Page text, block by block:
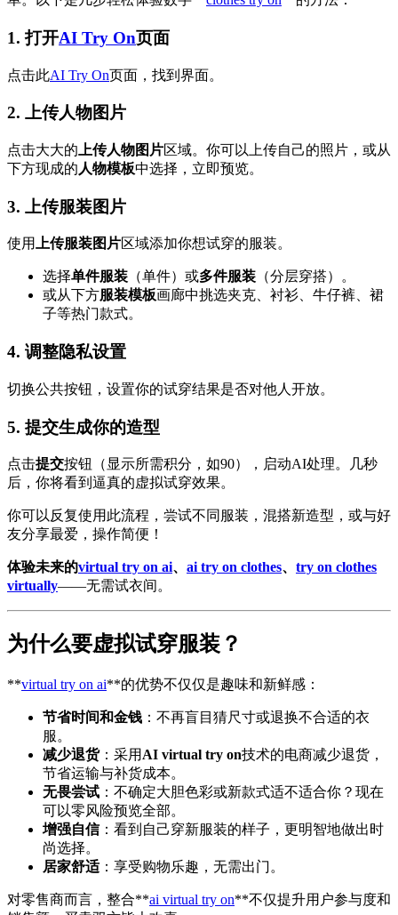
1.打开AI Try On页面
点击此AI Try On页面，找到界面。
2. 上传人物图片
点击大大的 上传人物图片区域。你可以上传自己的照片，或从
下方现成的 人物模板中选择，立即预览。
3. 上传服装图片
使用上传服装图片区域添加你想试穿的服装。
选择单件服装 （单件）或多件服装 （分层穿搭）。
或从下方服装模板画廊中挑选夹克、衬衫、牛仔裤、裙
子等热门款式。
4. 调整隐私设置
切换公共按钮，设置你的试穿结果是否对他人开放。
5. 提交生成你的造型
点击提交按钮（显示所需积分，如90），启动AI处理。几秒
后，你将看到逼真的虚拟试穿效果。
你可以反复使用此流程，尝试不同服装，混搭新造型，或与好
友分享最爱，操作简便！
体验未来的virtual try on ai、 ai try on clothes、 try on clothes
virtually——无需试衣间。
为什么要虚拟试穿服装？
**virtual try on ai**的优势不仅仅是趣味和新鲜感：
节省时间和金钱 ：不再盲目猜尺寸或退换不合适的衣
服。
减少退货：采用 AI virtual try on技术的电商减少退货，
节省运输与补货成本。
无畏尝试 ：不确定大胆色彩或新款式适不适合你？现在
可以零风险预览全部。
增强自信：看到自己穿新服装的样子，更明智地做出时
尚选择。
居家舒适 ：享受购物乐趣，无需出门。
对零售商而言，整合**ai virtual try on**不仅提升用户参与度和